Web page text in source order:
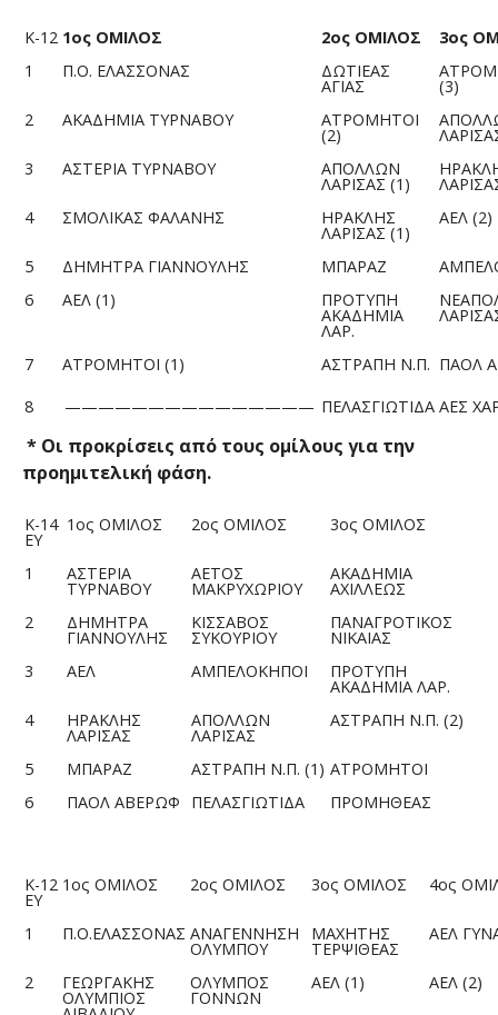
Κ-12 1ος ΟΜΙΛΟΣ 2ος ΟΜΙΛΟΣ
3ος
1
Π.Ο. ΕΛΑΣΣΟΝΑΣ ΔΩΤΙΕΑΣ
ΑΓΙΑΣ
(3)
2
ΑΚΑΔΗΜΙΑ ΤΥΡΝΑΒΟΥ ΑΤΡΟΜΗΤΟΙ
(2)
3
ΑΣΤΕΡΙΑ ΤΥΡΝΑΒΟΥ ΑΠΟΛΛΩΝ
ΛΑΡΙΣΑΣ (1)
4
ΣΜΟΛΙΚΑΣ ΦΑΛΑΝΗΣ ΗΡΑΚΛΗΣ
ΛΑΡΙΣΑΣ (1)
ΑΕΛ (2)
5 ΔΗΜΗΤΡΑ ΓΙΑΝΝΟΥΛΗΣ ΜΠΑΡΑΖ
6
ΑΕΛ (1) ΠΡΟΤΥΠΗ
ΑΚΑΔΗΜΙΑ
ΛΑΡ.
7 ΑΤΡΟΜΗΤΟΙ (1) ΑΣΤΡΑΠΗ Ν.Π. ΠΑΟΛ
8
——————————————— ΠΕΛΑΣΓΙΩΤΙΔΑ ΑΕΣ
* Οι προκρίσεις από τους ομίλους για την
προημιτελική φάση.
Κ-14
ΕΥ
1ος ΟΜΙΛΟΣ 2ος ΟΜΙΛΟΣ 3ος ΟΜΙΛΟΣ
1 ΑΣΤΕΡΙΑ
ΤΥΡΝΑΒΟΥ
ΑΕΤΟΣ
ΜΑΚΡΥΧΩΡΙΟΥ
ΑΚΑΔΗΜΙΑ
ΑΧΙΛΛΕΩΣ
2
ΔΗΜΗΤΡΑ
ΓΙΑΝΝΟΥΛΗΣ
ΚΙΣΣΑΒΟΣ
ΣΥΚΟΥΡΙΟΥ
ΠΑΝΑΓΡΟΤΙΚΟΣ
ΝΙΚΑΙΑΣ
3
ΑΕΛ ΑΜΠΕΛΟΚΗΠΟΙ ΠΡΟΤΥΠΗ
ΑΚΑΔΗΜΙΑ ΛΑΡ.
4
ΗΡΑΚΛΗΣ
ΛΑΡΙΣΑΣ
ΑΠΟΛΛΩΝ
ΛΑΡΙΣΑΣ
ΑΣΤΡΑΠΗ Ν.Π. (2)
5 ΜΠΑΡΑΖ ΑΣΤΡΑΠΗ Ν.Π. (1) ΑΤΡΟΜΗΤΟΙ
6
ΠΑΟΛ ΑΒΕΡΩΦ ΠΕΛΑΣΓΙΩΤΙΔΑ ΠΡΟΜΗΘΕΑΣ
Κ-12
ΕΥ
1ος ΟΜΙΛΟΣ 2ος ΟΜΙΛΟΣ 3ος ΟΜΙΛΟΣ 4ος
1 Π.Ο.ΕΛΑΣΣΟΝΑΣ ΑΝΑΓΕΝΝΗΣΗ
ΟΛΥΜΠΟΥ
ΜΑΧΗΤΗΣ
ΤΕΡΨΙΘΕΑΣ
ΑΕΛ
2 ΓΕΩΡΓΑΚΗΣ
ΟΛΥΜΠΙΟΣ
ΟΛΥΜΠΟΣ
ΓΟΝΝΩΝ
ΑΕΛ (1) ΑΕΛ (2)